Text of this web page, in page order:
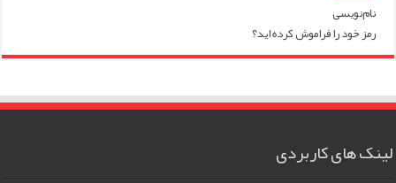
نام‌نویسی
رمز خود را فراموش کرده اید؟
لینک های کاربردی